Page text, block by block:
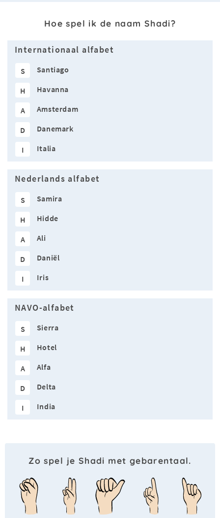
Hoe spel ik de naam Shadi?
Internationaal alfabet
S Santiago
H Havanna
A Amsterdam
D Danemark
I Italia
Nederlands alfabet
S Samira
H Hidde
A Ali
D Daniël
I Iris
NAVO-alfabet
S Sierra
H Hotel
A Alfa
D Delta
I India
Zo spel je Shadi met gebarentaal.